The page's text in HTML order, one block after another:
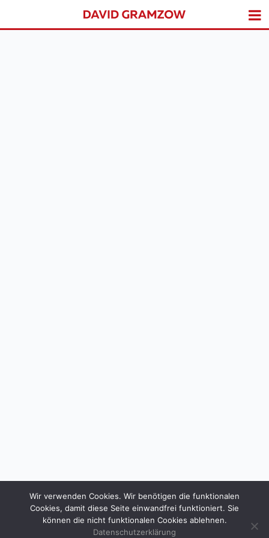
Wir verwenden Cookies. Wir benötigen die funktionalen
Cookies, damit diese Seite einwandfrei funktioniert. Sie
können die nicht funktionalen Cookies ablehnen.
Datenschutzerklärung